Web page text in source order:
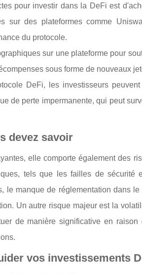
pour investir dans la DeFi est
sur des plateformes comme
du protocole.
sur une plateforme pour
sous forme de nouveaux
DeFi, les investisseurs
de perte impermanente, qui peut
devez savoir
elle comporte également des
tels que les failles de sécurité
le manque de réglementation dans
Un autre risque majeur est la
de manière significative en
vos investissements